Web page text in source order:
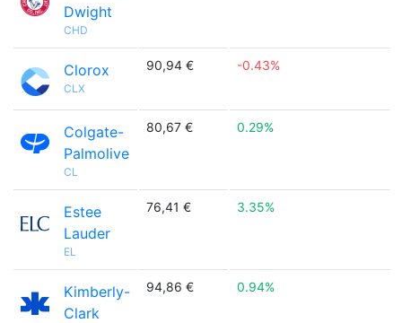
Dwight
CHD
Clorox
CLX
90,94 € -0.43%
Colgate-
Palmolive
CL
80,67 € 0.29%
Estee
Lauder
EL
76,41 € 3.35%
Kimberly-
Clark
94,86 € 0.94%